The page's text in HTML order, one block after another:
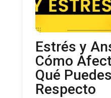
Estrés y
Cómo
Qué
Respecto